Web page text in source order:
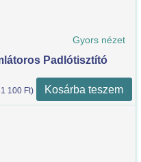
Gyors nézet
Padlótisztító
100 Ft) Kosárba teszem